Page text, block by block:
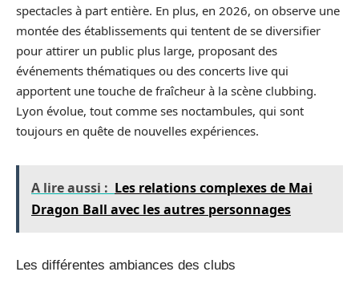
spectacles à part entière. En plus, en 2026, on observe une
montée des établissements qui tentent de se diversifier
pour attirer un public plus large, proposant des
événements thématiques ou des concerts live qui
apportent une touche de fraîcheur à la scène clubbing.
Lyon évolue, tout comme ses noctambules, qui sont
toujours en quête de nouvelles expériences.
A lire aussi : Les relations complexes de Mai
Dragon Ball avec les autres personnages
Les différentes ambiances des clubs